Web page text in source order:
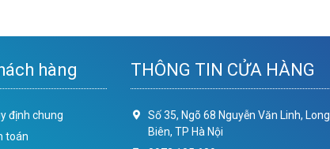
hàng
định chung
toán
THÔNG TIN CỬA HÀNG
Số 35, Ngõ 68 Nguyễn Văn Linh, Long
Biên, TP Hà Nội